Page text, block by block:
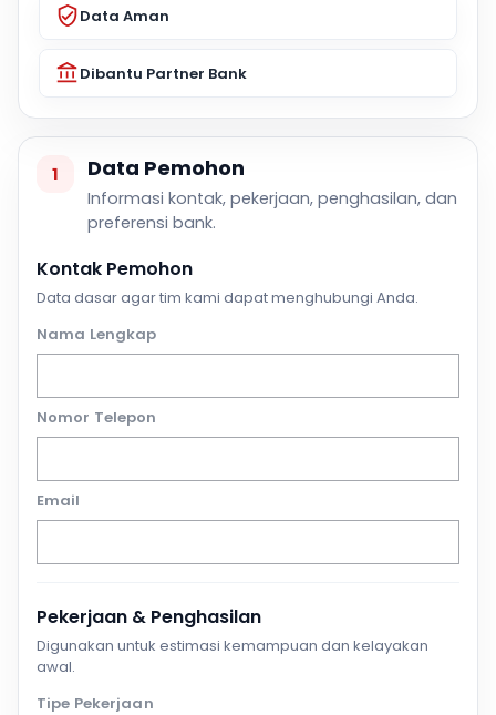
Data Aman
Dibantu Partner Bank
1 Data Pemohon
Informasi kontak, pekerjaan, penghasilan, dan
preferensi bank.
Kontak Pemohon
Data dasar agar tim kami dapat menghubungi Anda.
Nama Lengkap
Nomor Telepon
Email
Pekerjaan & Penghasilan
Digunakan untuk estimasi kemampuan dan kelayakan
awal.
Tipe Pekerjaan